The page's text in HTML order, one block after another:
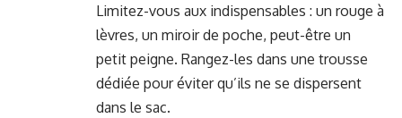
Limitez-vous aux indispensables : un rouge à
lèvres, un miroir de poche, peut-être un
petit peigne. Rangez-les dans une trousse
dédiée pour éviter qu’ils ne se dispersent
dans le sac.